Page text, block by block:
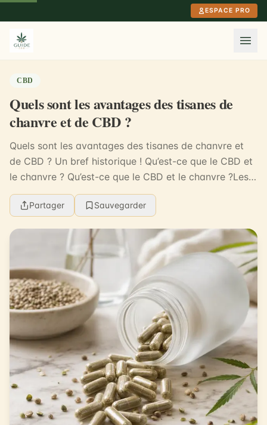
ESPACE PRO
CBD
Quels sont les avantages des tisanes de
chanvre et de CBD ?
Quels sont les avantages des tisanes de chanvre et
de CBD ? Un bref historique ! Qu’est-ce que le CBD et
le chanvre ? Qu’est-ce que le CBD et le chanvre ?Les
bienfaits des thés de chanvre et de CBDR...
Partager Sauvegarder